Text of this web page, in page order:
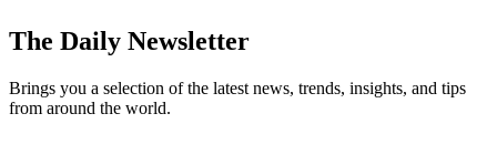
The Daily Newsletter
Brings you a selection of the latest news, trends, insights, and tips
from around the world.